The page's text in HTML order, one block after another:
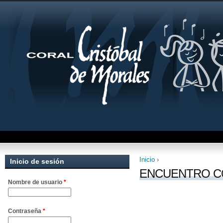
Se encuentra
Inicio ›
ENCUENTRO
Inicio de sesión
Nombre de usuario *
Contraseña *